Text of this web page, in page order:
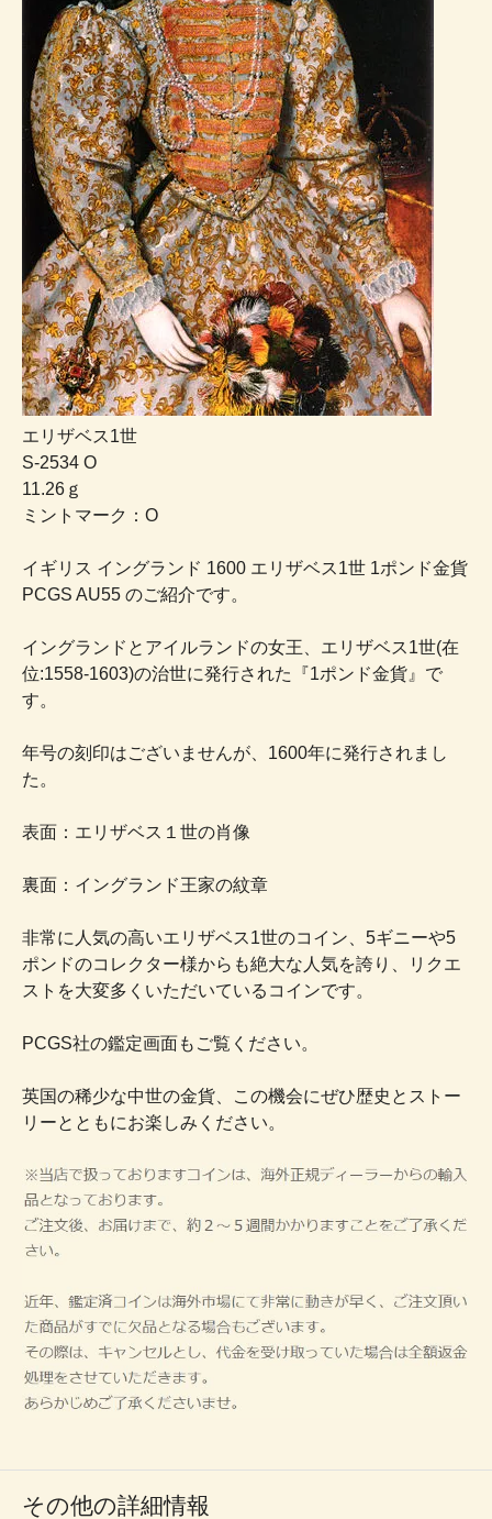
エリザベス1世
S-2534 O
11.26ｇ
ミントマーク：O
イギリス イングランド 1600 エリザベス1世 1ポンド金貨
PCGS AU55 のご紹介です。
イングランドとアイルランドの女王、エリザベス1世(在
位:1558-1603)の治世に発行された『1ポンド金貨』で
す。
年号の刻印はございませんが、1600年に発行されまし
た。
表面：エリザベス１世の肖像
裏面：イングランド王家の紋章
非常に人気の高いエリザベス1世のコイン、5ギニーや5
ポンドのコレクター様からも絶大な人気を誇り、リクエ
ストを大変多くいただいているコインです。
PCGS社の鑑定画面もご覧ください。
英国の稀少な中世の金貨、この機会にぜひ歴史とストー
リーとともにお楽しみください。
その他の詳細情報